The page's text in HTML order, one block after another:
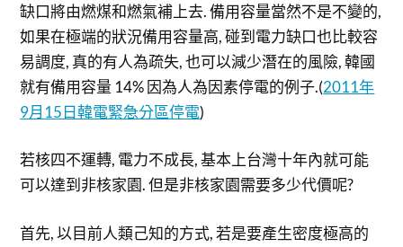
缺口將由燃煤和燃氣補上去. 備用容量當然不是不變的,
如果在極端的狀況備用容量高, 碰到電力缺口也比較容
易調度, 真的有人為疏失, 也可以減少潛在的風險, 韓國
就有備用容量 14% 因為人為因素停電的例子.(2011年
9月15日韓電緊急分區停電)
若核四不運轉, 電力不成長, 基本上台灣十年內就可能
可以達到非核家園. 但是非核家園需要多少代價呢?
首先, 以目前人類己知的方式, 若是要產生密度極高的